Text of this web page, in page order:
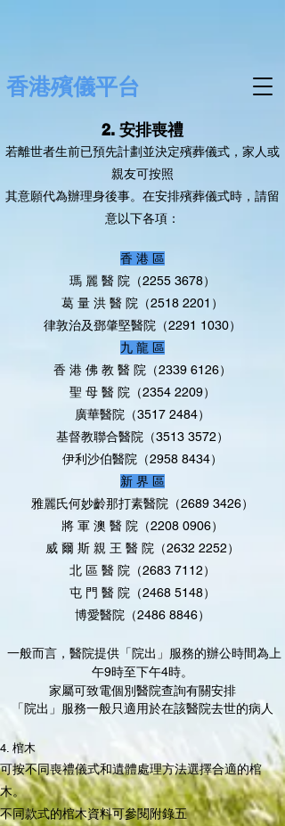
香港殯儀平台
2. 安排喪禮
若離世者生前已預先計劃並決定殯葬儀式，家人或
親友可按照
其意願代為辦理身後事。在安排殯葬儀式時，請留
意以下各項：
香 港 區
瑪 麗 醫 院（2255 3678）
葛 量 洪 醫 院（2518 2201）
律敦治及鄧肇堅醫院（2291 1030）
九 龍 區
香 港 佛 教 醫 院（2339 6126）
聖 母 醫 院（2354 2209）
廣華醫院（3517 2484）
基督教聯合醫院（3513 3572）
伊利沙伯醫院（2958 8434）
新 界 區
雅麗氏何妙齡那打素醫院（2689 3426）
將 軍 澳 醫 院（2208 0906）
威 爾 斯 親 王 醫 院（2632 2252）
北 區 醫 院（2683 7112）
屯 門 醫 院（2468 5148）
博愛醫院（2486 8846）
一般而言，醫院提供「院出」服務的辦公時間為上
午9時至下午4時。
家屬可致電個別醫院查詢有關安排
「院出」服務一般只適用於在該醫院去世的病人
4. 棺木
可按不同喪禮儀式和遺體處理方法選擇合適的棺
木。
不同款式的棺木資料可參閱附錄五